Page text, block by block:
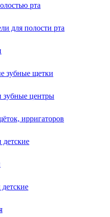
рта
для полости рта
зубные щетки
зубные центры
ирригаторов